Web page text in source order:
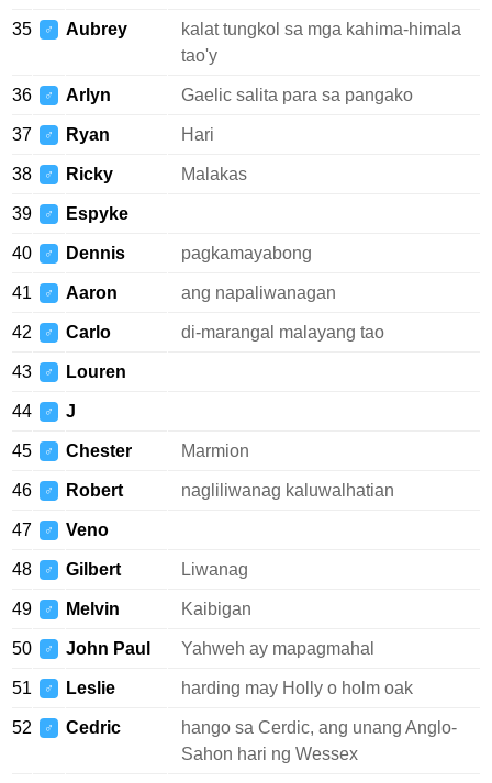
35 ♂ Aubrey
kalat tungkol sa mga kahima-himala
tao'y
36 ♂ Arlyn Gaelic salita para sa pangako
37 ♂ Ryan Hari
38 ♂ Ricky Malakas
39 ♂ Espyke
40 ♂ Dennis pagkamayabong
41 ♂ Aaron ang napaliwanagan
42 ♂ Carlo di-marangal malayang tao
43 ♂ Louren
44 ♂ J
45 ♂ Chester Marmion
46 ♂ Robert nagliliwanag kaluwalhatian
47 ♂ Veno
48 ♂ Gilbert Liwanag
49 ♂ Melvin Kaibigan
50 ♂ John Paul Yahweh ay mapagmahal
51 ♂ Leslie harding may Holly o holm oak
52 ♂ Cedric
hango sa Cerdic, ang unang Anglo-
Sahon hari ng Wessex